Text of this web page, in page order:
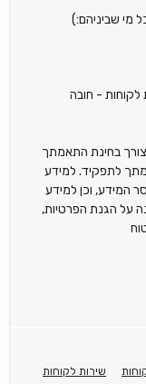
מי שביניהם:)
לקוחות - חובה
בחינת התאמתך
לתפקיד. למידע
המידע, וכן למידע
על הגנת הפרטיות,
שירות לקוחות